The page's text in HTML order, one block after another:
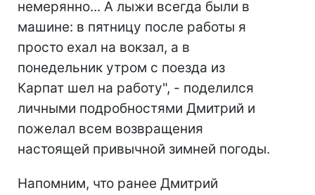
немерянно... А лыжи всегда были в
машине: в пятницу после работы я
просто ехал на вокзал, а в
понедельник утром с поезда из
Карпат шел на работу", - поделился
личными подробностями Дмитрий и
пожелал всем возвращения
настоящей привычной зимней погоды.
Напомним, что ранее Дмитрий